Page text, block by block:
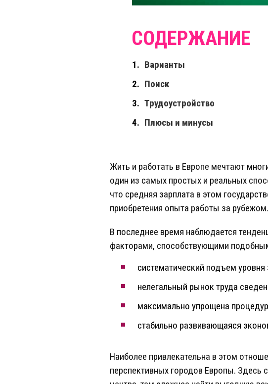
Варианты
Поиск
Трудоустройство
Плюсы и минусы
Жить и работать в Европе мечтают
один из самых простых и реальных
что средняя зарплата в этом
приобретения опыта работы за рубежом.
В последнее время наблюдается
факторами, способствующими
систематический подъем уровня
нелегальный рынок труда
максимально упрощена
стабильно развивающаяся
Наиболее привлекательна в этом
перспективных городов Европы. Здесь